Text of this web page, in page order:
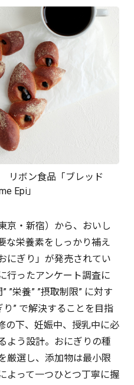
リボン食品「ブレッド
Epi」
京・新宿）から、おいし
な栄養素をしっかり補え
にぎり」が発売されてい
行ったアンケート調査に
”栄養” ”摂取制限” に対す
” で解決することを目指
の下、妊娠中、授乳中に必
よう設計。おにぎりの種
厳選し、添加物は最小限
よって一つひとつ丁寧に握